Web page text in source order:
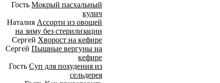
Гость Мокрый пасхальный
кулич
Наталия Ассорти из овощей
на зиму без стерилизации
Сергей Хворост на кефире
Сергей Пышные вергуны на
кефире
Гость Суп для похудения из
сельдерея